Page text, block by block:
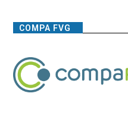
COMPA FVG